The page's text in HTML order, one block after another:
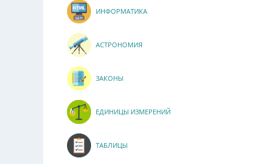
ИНФОРМАТИКА
АСТРОНОМИЯ
ЗАКОНЫ
ЕДИНИЦЫ ИЗМЕРЕНИЙ
ТАБЛИЦЫ